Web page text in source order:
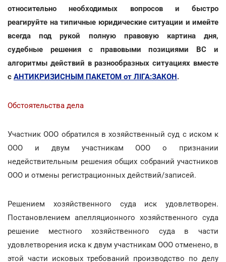
относительно необходимых вопросов и быстро
реагируйте на типичные юридические ситуации и имейте
всегда под рукой полную правовую картина дня,
судебные решения с правовыми позициями ВС и
алгоритмы действий в разнообразных ситуациях вместе
с АНТИКРИЗИСНЫМ ПАКЕТОМ от ЛІГА:ЗАКОН.
Обстоятельства дела
Участник ООО обратился в хозяйственный суд с иском к
ООО и двум участникам ООО о признании
недействительным решения общих собраний участников
ООО и отмены регистрационных действий/записей.
Решением хозяйственного суда иск удовлетворен.
Постановлением апелляционного хозяйственного суда
решение местного хозяйственного суда в части
удовлетворения иска к двум участникам ООО отменено, в
этой части исковых требований производство по делу